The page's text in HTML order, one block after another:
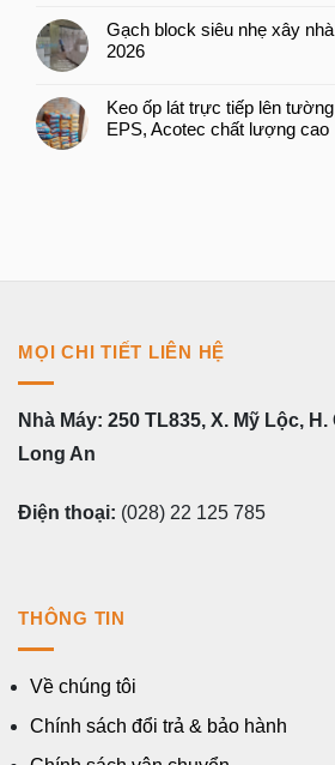
Gạch block siêu nhẹ xây
2026
Keo ốp lát trực tiếp lên
EPS, Acotec chất lượng cao
MỌI CHI TIẾT LIÊN HỆ
Nhà Máy: 250 TL835, X. Mỹ Lộc,
Long An
Điện thoại: (028) 22 125 785
THÔNG TIN
Về chúng tôi
Chính sách đổi trả & bảo hành